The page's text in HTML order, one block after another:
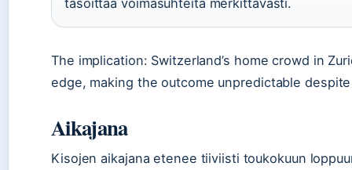
tasoittaa voimasuhteita merkittävästi.
The implication: Switzerland’s home crowd in
edge, making the outcome unpredictable
Aikajana
Kisojen aikajana etenee tiiviisti toukokuun